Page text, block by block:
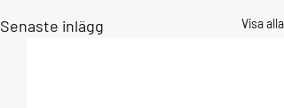
Senaste inlägg Visa alla